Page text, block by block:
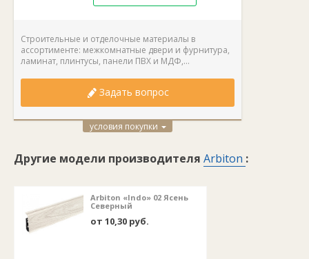
Строительные и отделочные материалы в
ассортименте: межкомнатные двери и фурнитура,
ламинат, плинтусы, панели ПВХ и МДФ,...
Задать вопрос
условия покупки
Другие модели производителя Arbiton :
Arbiton «Indo» 02 Ясень
Северный
от 10,30 руб.